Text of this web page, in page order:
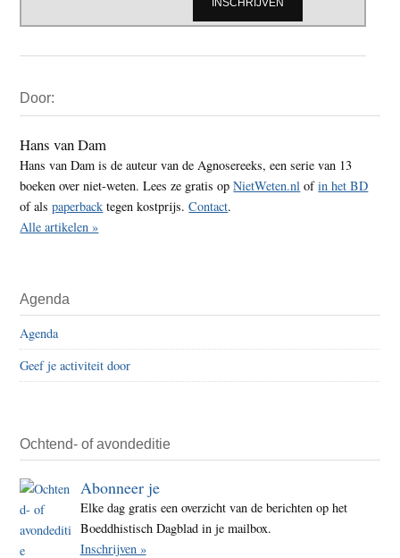
Sidebar
Door:
Hans van Dam
Hans van Dam is de auteur van de Agnosereeks, een serie van 13
boeken over niet-weten. Lees ze gratis opNietWeten.nl ofin het BD
of alspaperback tegen kostprijs.Contact.
Alle artikelen »
Agenda
Agenda
Geef je activiteit door
Ochtend- of avondeditie
Abonneer je
Elke dag gratis een overzicht van de berichten op het
Boeddhistisch Dagblad in je mailbox.
Inschrijven »